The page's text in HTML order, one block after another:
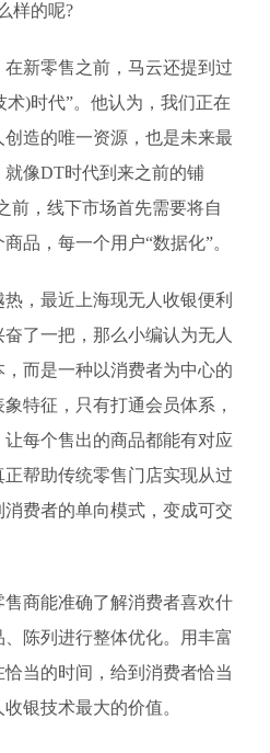
样的呢?
新零售之前，马云还提到过
术)时代”。他认为，我们正在
造的唯一资源，也是未来最
像DT时代到来之前的铺
前，线下市场首先需要将自
品，每一个用户“数据化”。
最近上海现无人收银便利
了一把，那么小编认为无人
而是一种以消费者为中心的
特征，只有打通会员体系，
每个售出的商品都能有对应
帮助传统零售门店实现从过
费者的单向模式，变成可交
商能准确了解消费者喜欢什
陈列进行整体优化。用丰富
当的时间，给到消费者恰当
银技术最大的价值。